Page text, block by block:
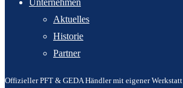
Unternehmen
Aktuelles
Historie
Partner
Offizieller PFT & GEDA Händler mit eigener Werkstatt